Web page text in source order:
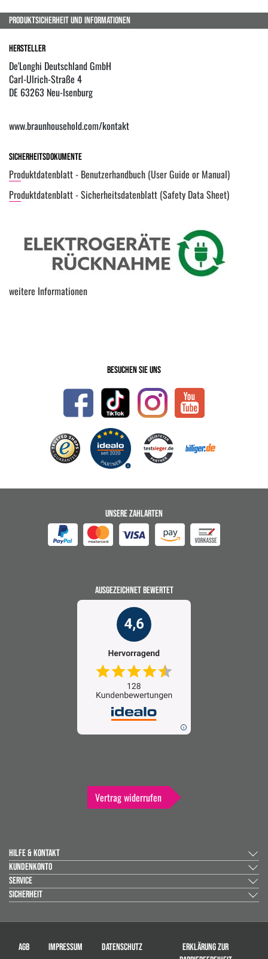
PRODUKTSICHERHEIT UND INFORMATIONEN
Hersteller
De'Longhi Deutschland GmbH
Carl-Ulrich-Straße 4
DE 63263 Neu-Isenburg
www.braunhousehold.com/kontakt
Sicherheitsdokumente
Produktdatenblatt - Benutzerhandbuch (User Guide or Manual)
Produktdatenblatt - Sicherheitsdatenblatt (Safety Data Sheet)
weitere Informationen
Besuchen Sie uns
UNSERE ZAHLARTEN
AUSGEZEICHNET BEWERTET
Vertrag widerrufen
HILFE & KONTAKT
KUNDENKONTO
SERVICE
SICHERHEIT
AGB IMPRESSUM DATENSCHUTZ
ERKLÄRUNG ZUR